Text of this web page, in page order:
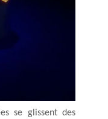
se glissent des